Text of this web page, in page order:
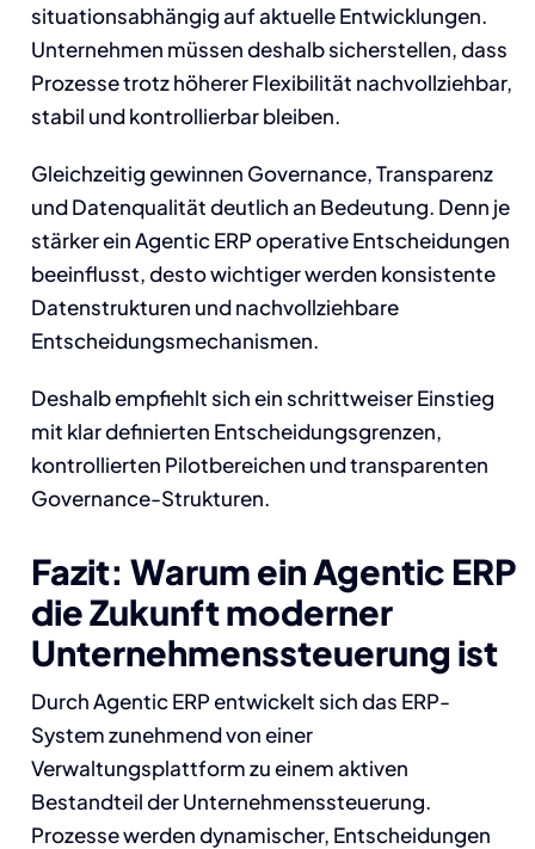
situationsabhängig auf aktuelle Entwicklungen.
Unternehmen müssen deshalb sicherstellen, dass
Prozesse trotz höherer Flexibilität nachvollziehbar,
stabil und kontrollierbar bleiben.
Gleichzeitig gewinnen Governance, Transparenz
und Datenqualität deutlich an Bedeutung. Denn je
stärker ein Agentic ERP operative Entscheidungen
beeinflusst, desto wichtiger werden konsistente
Datenstrukturen und nachvollziehbare
Entscheidungsmechanismen.
Deshalb empfiehlt sich ein schrittweiser Einstieg
mit klar definierten Entscheidungsgrenzen,
kontrollierten Pilotbereichen und transparenten
Governance-Strukturen.
Fazit: Warum ein Agentic ERP
die Zukunft moderner
Unternehmenssteuerung ist
Durch Agentic ERP entwickelt sich das ERP-
System zunehmend von einer
Verwaltungsplattform zu einem aktiven
Bestandteil der Unternehmenssteuerung.
Prozesse werden dynamischer, Entscheidungen